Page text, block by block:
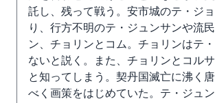
託し、残って戦う。安市城のテ・ジ
り、行方不明のテ・ジュンサンや流
ン、チョリンとコム。チョリンはテ
ないと説く。また、チョリンとコル
と知ってしまう。契丹国滅亡に沸く
べく画策をはじめていた。テ・ジュ